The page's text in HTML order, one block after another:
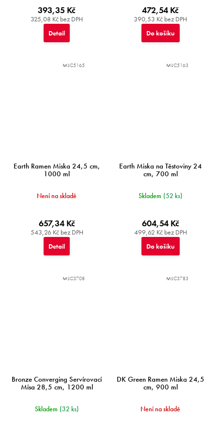
325,08 Kč bez DPH
393,35 Kč
Detail
390,53 Kč bez DPH
472,54 Kč
Do košíku
Earth Ramen Miska 24,5 cm,
1000 ml
Není na skladě
543,26 Kč bez DPH
657,34 Kč
Detail
MIJC5165
Earth Miska na Těstoviny 24
cm, 700 ml
Skladem (52 ks)
499,62 Kč bez DPH
604,54 Kč
Do košíku
MIJC5163
Bronze Converging Servírovací
Mísa 28,5 cm, 1200 ml
Skladem (32 ks)
MIJC3708
DK Green Ramen Miska 24,5
cm, 900 ml
Není na skladě
MIJC3783